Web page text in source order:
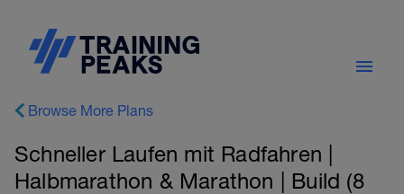
Browse More Plans
Schneller Laufen mit Radfahren |
Halbmarathon & Marathon | Build (8